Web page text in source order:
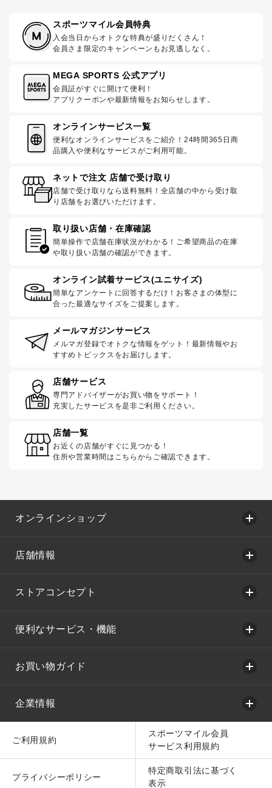
スポーツマイル会員特典
入会当日からオトクな特典が盛りだくさん！
会員さま限定のキャンペーンもお見逃しなく。
MEGA SPORTS 公式アプリ
会員証がすぐに開けて便利！
アプリクーポンや最新情報をお知らせします。
オンラインサービス一覧
便利なオンラインサービスをご紹介！24時間365日商
品購入や便利なサービスがご利用可能。
ネットで注文 店舗で受け取り
店舗で受け取りなら送料無料！全店舗の中から受け取
り店舗をお選びいただけます。
取り扱い店舗・在庫確認
簡単操作で店舗在庫状況がわかる！ご希望商品の在庫
や取り扱い店舗の確認ができます。
オンライン試着サービス(ユニサイズ)
簡単なアンケートに回答するだけ！お客さまの体型に
合った最適なサイズをご提案します。
メールマガジンサービス
メルマガ登録でオトクな情報をゲット！最新情報やお
すすめトピックスをお届けします。
店舗サービス
専門アドバイザーがお買い物をサポート！
充実したサービスを是非ご利用ください。
店舗一覧
お近くの店舗がすぐに見つかる！
住所や営業時間はこちらからご確認できます。
オンラインショップ
店舗情報
ストアコンセプト
便利なサービス・機能
お買い物ガイド
企業情報
ご利用規約
スポーツマイル会員
サービス利用規約
プライバシーポリシー
特定商取引法に基づく
表示